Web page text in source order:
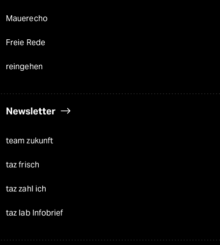
Mauerecho
Freie Rede
reingehen
Newsletter
team zukunft
taz frisch
taz zahl ich
taz lab Infobrief